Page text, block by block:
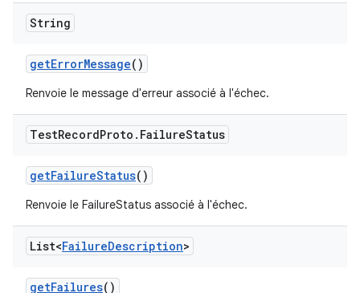
String
getErrorMessage()
Renvoie le message d'erreur associé à l'échec.
TestRecordProto . FailureStatus
getFailureStatus()
Renvoie le FailureStatus associé à l'échec.
List<FailureDescription>
getFailures()